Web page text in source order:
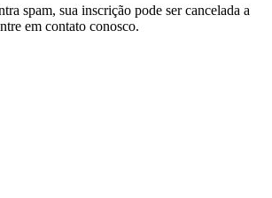
spam, sua inscrição pode ser cancelada a
em contato conosco.